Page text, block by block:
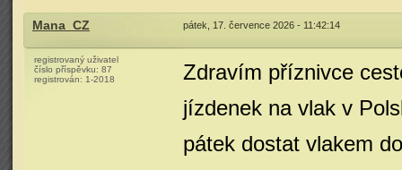
Mana_CZ pátek, 17. července 2026 - 11:42:14
registrovaný uživatel
číslo příspěvku: 87
registrován: 1-2018
Zdravím příznivce
jízdenek na vlak v
pátek dostat vlakem